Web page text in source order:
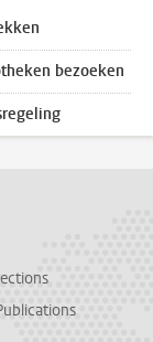
bezoeken